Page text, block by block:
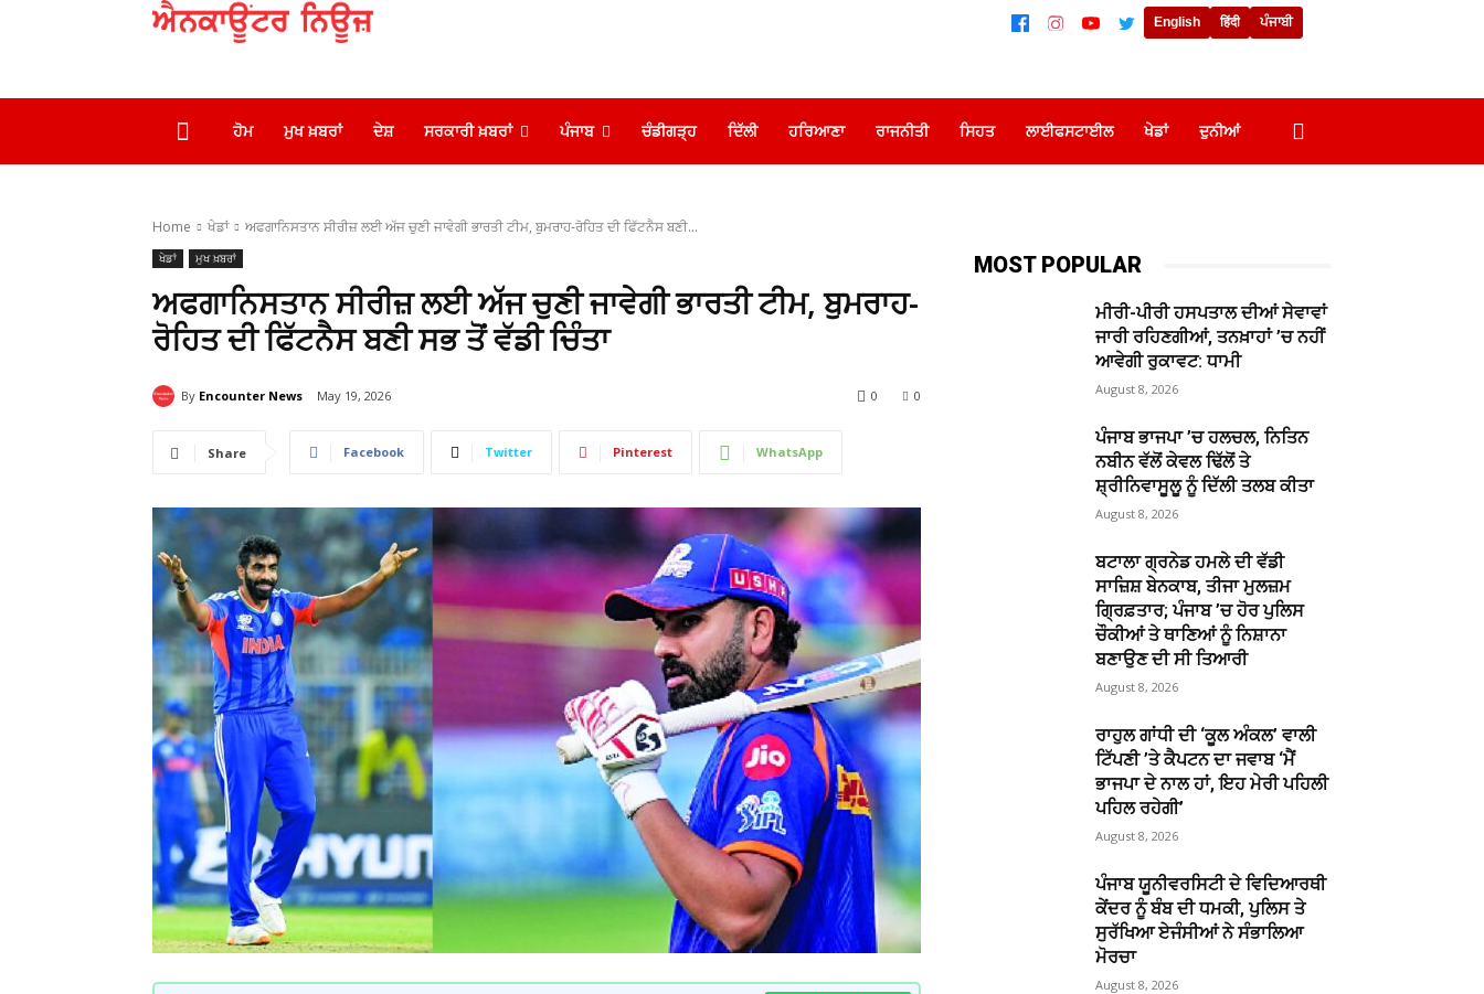
English हिंदी ਪੰਜਾਬੀ
ਹੋਮ ਮੁਖ ਖ਼ਬਰਾਂ ਦੇਸ਼ ਸਰਕਾਰੀ ਖ਼ਬਰਾਂ ਪੰਜਾਬ ਚੰਡੀਗੜ੍ਹ ਦਿੱਲੀ ਹਰਿਆਣਾ ਰਾਜਨੀਤੀ ਸਿਹਤ ਲਾਈਫਸਟਾਈਲ ਖੇਡਾਂ ਦੁਨੀਆਂ
Home ਖੇਡਾਂ ਅਫਗਾਨਿਸਤਾਨ ਸੀਰੀਜ਼ ਲਈ ਅੱਜ ਚੁਣੀ ਜਾਵੇਗੀ ਭਾਰਤੀ ਟੀਮ, ਬੁਮਰਾਹ-ਰੋਹਿਤ ਦੀ ਫਿੱਟਨੈਸ ਬਣੀ...
ਖੇਡਾਂ ਮੁਖ ਖ਼ਬਰਾਂ
ਅਫਗਾਨਿਸਤਾਨ ਸੀਰੀਜ਼ ਲਈ ਅੱਜ ਚੁਣੀ ਜਾਵੇਗੀ ਭਾਰਤੀ ਟੀਮ, ਬੁਮਰਾਹ-
ਰੋਹਿਤ ਦੀ ਫਿੱਟਨੈਸ ਬਣੀ ਸਭ ਤੋਂ ਵੱਡੀ ਚਿੰਤਾ
By Encounter News May 19, 2026 0
0
Share Facebook Twitter Pinterest WhatsApp
MOST POPULAR
ਮੀਰੀ-ਪੀਰੀ ਹਸਪਤਾਲ ਦੀਆਂ ਸੇਵਾਵਾਂ
ਜਾਰੀ ਰਹਿਣਗੀਆਂ, ਤਨਖ਼ਾਹਾਂ ’ਚ ਨਹੀਂ
ਆਵੇਗੀ ਰੁਕਾਵਟ: ਧਾਮੀ
August 8, 2026
ਪੰਜਾਬ ਭਾਜਪਾ ’ਚ ਹਲਚਲ, ਨਿਤਿਨ
ਨਬੀਨ ਵੱਲੋਂ ਕੇਵਲ ਢਿੱਲੋਂ ਤੇ
ਸ਼੍ਰੀਨਿਵਾਸੂਲੂ ਨੂੰ ਦਿੱਲੀ ਤਲਬ ਕੀਤਾ
August 8, 2026
ਬਟਾਲਾ ਗ੍ਰਨੇਡ ਹਮਲੇ ਦੀ ਵੱਡੀ
ਸਾਜ਼ਿਸ਼ ਬੇਨਕਾਬ, ਤੀਜਾ ਮੁਲਜ਼ਮ
ਗ੍ਰਿਫ਼ਤਾਰ; ਪੰਜਾਬ ’ਚ ਹੋਰ ਪੁਲਿਸ
ਚੌਕੀਆਂ ਤੇ ਥਾਣਿਆਂ ਨੂੰ ਨਿਸ਼ਾਨਾ
ਬਣਾਉਣ ਦੀ ਸੀ ਤਿਆਰੀ
August 8, 2026
ਰਾਹੁਲ ਗਾਂਧੀ ਦੀ ‘ਕੂਲ ਅੰਕਲ’ ਵਾਲੀ
ਟਿੱਪਣੀ ’ਤੇ ਕੈਪਟਨ ਦਾ ਜਵਾਬ ‘ਮੈਂ
ਭਾਜਪਾ ਦੇ ਨਾਲ ਹਾਂ, ਇਹ ਮੇਰੀ ਪਹਿਲੀ
ਪਹਿਲ ਰਹੇਗੀ’
August 8, 2026
ਪੰਜਾਬ ਯੂਨੀਵਰਸਿਟੀ ਦੇ ਵਿਦਿਆਰਥੀ
ਕੇਂਦਰ ਨੂੰ ਬੰਬ ਦੀ ਧਮਕੀ, ਪੁਲਿਸ ਤੇ
ਸੁਰੱਖਿਆ ਏਜੰਸੀਆਂ ਨੇ ਸੰਭਾਲਿਆ
ਮੋਰਚਾ
August 8, 2026